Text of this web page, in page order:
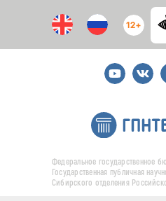
12+
Youtube
Федеральное государственное
Государственная публичная
Сибирского отделения